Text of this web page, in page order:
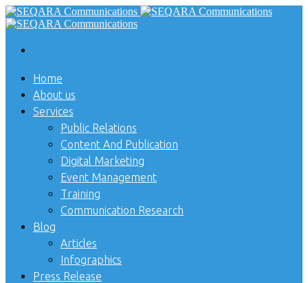
Home
About us
Services
Public Relations
Content And Publication
Digital Marketing
Event Management
Training
Communication Research
Blog
Articles
Infographics
Press Release